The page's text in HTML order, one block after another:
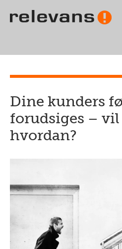
Dine kunders
forudsiges –
hvordan?